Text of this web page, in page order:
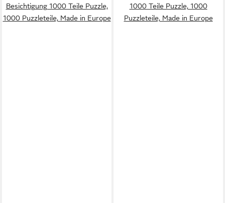
Besichtigung 1000 Teile Puzzle,
1000 Puzzleteile, Made in Europe
1000 Teile Puzzle, 1000
Puzzleteile, Made in Europe